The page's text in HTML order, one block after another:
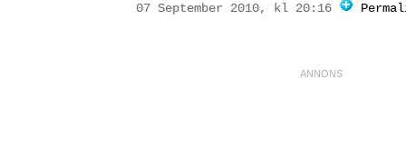
07 September 2010, kl 20:16